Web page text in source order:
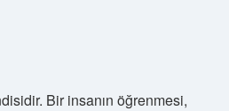
Bir insanın öğrenmesi,